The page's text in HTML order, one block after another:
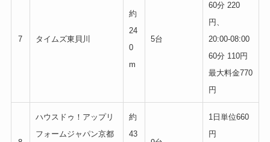
7 タイムズ東貝川
約
24
0
m
5台
60分 220
円、
20:00-08:00
60分 110円
最大料金770
円
ハウスドゥ！アップリ
フォームジャパン京都
約
43
1日単位660
円